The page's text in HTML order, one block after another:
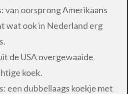
van oorsprong Amerikaans
wat ook in Nederland erg
de USA overgewaaide
koek.
een dubbellaags koekje met